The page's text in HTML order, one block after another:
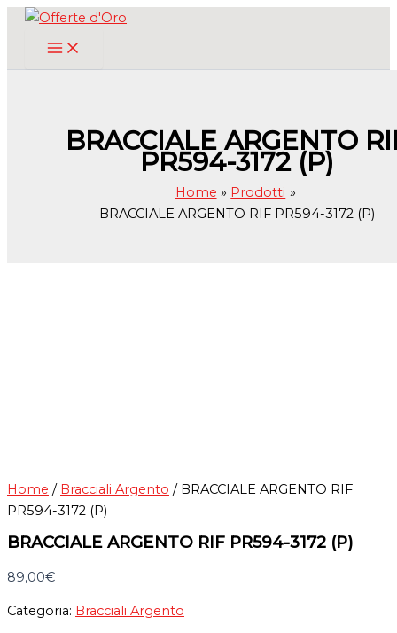
BRACCIALE ARGENTO
PR594-3172 (P)
Home
Prodotti
BRACCIALE ARGENTO RIF PR594-3172 (P)
Home / Bracciali Argento / BRACCIALE ARGENTO RIF
PR594-3172 (P)
BRACCIALE ARGENTO RIF PR594-3172 (P)
89,00€
Categoria: Bracciali Argento